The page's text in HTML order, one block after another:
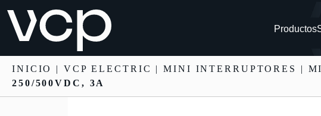
Productos
INICIO | VCP ELECTRIC |MINI INTERRUPTORES |
250/500VDC, 3A